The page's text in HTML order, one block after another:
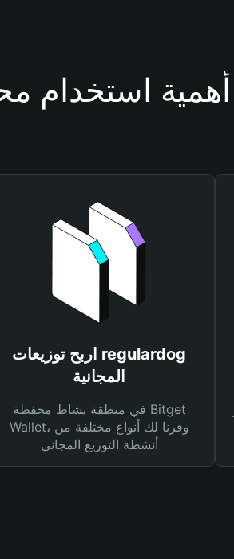
اربح توزيعات regulardog
المجانية
في منطقة نشاط محفظة Bitget
Wallet، وفرنا لك أنواع مختلفة من
أنشطة التوزيع المجاني